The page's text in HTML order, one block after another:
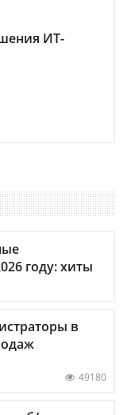
ИТ-
году: хиты
в
49180